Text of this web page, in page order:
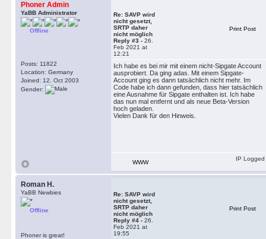
Phoner Admin
YaBB Administrator
Offline
Posts: 11822
Location: Germany
Joined: 12. Oct 2003
Gender:
Re: SAVP wird
nicht gesetzt,
SRTP daher
nicht möglich
Reply #3 - 26.
Feb 2021 at
12:21
Print Post
Ich habe es bei mir mit einem nicht-Sipgate Account
ausprobiert. Da ging adas. Mit einem Sipgate-
Account ging es dann tatsächlich nicht mehr. Im
Code habe ich dann gefunden, dass hier tatsächlich
eine Ausnahme für Sipgate enthalten ist. Ich habe
das nun mal entfernt und als neue Beta-Version
hoch geladen.
Vielen Dank für den Hinweis.
WWW
IP Logged
Roman H.
YaBB Newbies
Offline
Phoner is great!
Re: SAVP wird
nicht gesetzt,
SRTP daher
nicht möglich
Reply #4 - 26.
Feb 2021 at
19:55
Print Post